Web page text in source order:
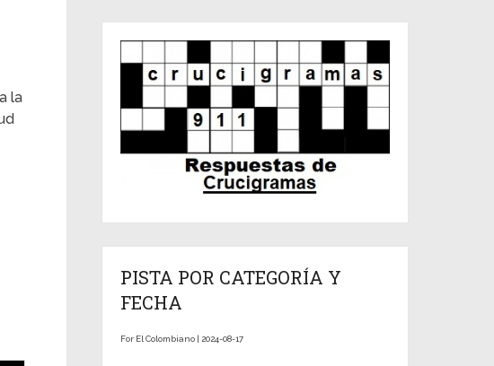
la
PISTA POR CATEGORÍA Y
FECHA
For El Colombiano | 2024-08-17